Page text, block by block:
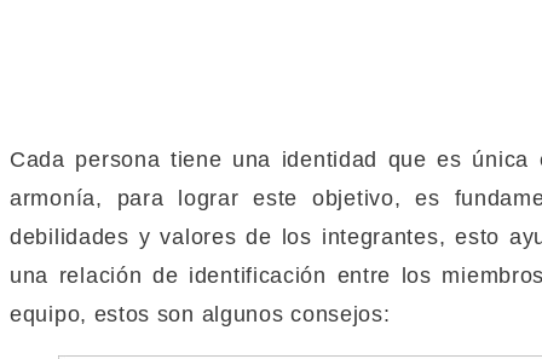
Cada persona tiene una identidad que es
armonía, para lograr este objetivo, es
debilidades y valores de los integrantes, esto
una relación de identificación entre los
equipo, estos son algunos consejos: